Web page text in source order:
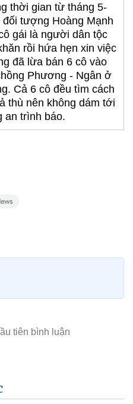
thời gian từ tháng 5-
tượng Hoàng Mạnh
gái là người dân tộc
rồi hứa hẹn xin việc
đã lừa bán 6 cô vào
Phương - Ngân ở
Cả 6 cô đều tìm cách
thù nên không dám tới
an trình báo.